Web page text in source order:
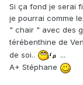
Si ça fond je serai
je pourrai comme
" chair " avec des
térébenthine de
de soi..
...
A+ Stéphane